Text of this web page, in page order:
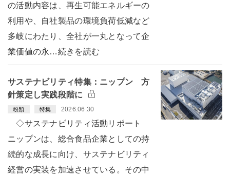
の活動内容は、再生可能エネルギーの
利用や、自社製品の環境負荷低減など
多岐にわたり、全社が一丸となって企
業価値の永…続きを読む
サステナビリティ特集：ニップン 方
針策定し実践段階に
粉類 特集 2026.06.30
◇サステナビリティ活動リポート
ニップンは、総合食品企業としての持
続的な成長に向け、サステナビリティ
経営の実装を加速させている。その中